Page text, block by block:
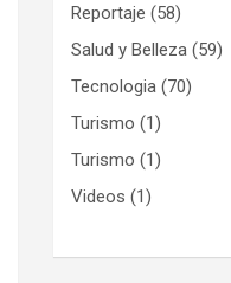
Reportaje (58)
Salud y Belleza (59)
Tecnologia (70)
Turismo (1)
Turismo (1)
Videos (1)